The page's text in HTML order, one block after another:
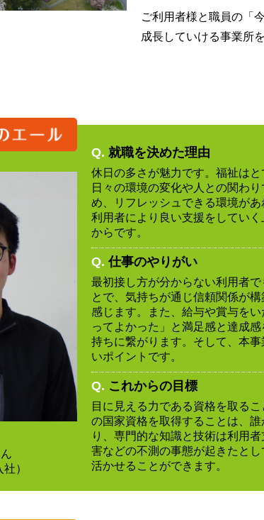
ご利用者様と職員の「
成長していける事業所
）
Q. 就職を決めた理由
休日の多さが魅力です。福祉は
日々の環境の変化や人との関わ
め、リフレッシュできる環境が
利用者により良い支援をしてい
からです。
Q. 仕事のやりがい
最初接し方が分からない利用者
とで、気持ちが通じ信頼関係が
感じます。また、給与や賞与を
ってよかった」と満足感と達成
持ちに繋がります。そして、本
いポイントです。
Q. これからの目標
目に見える力である資格を取る
の国家資格を取得することは、
り、専門的な知識と技術は利用
害などの不測の事態が起きたと
活かせることができます。